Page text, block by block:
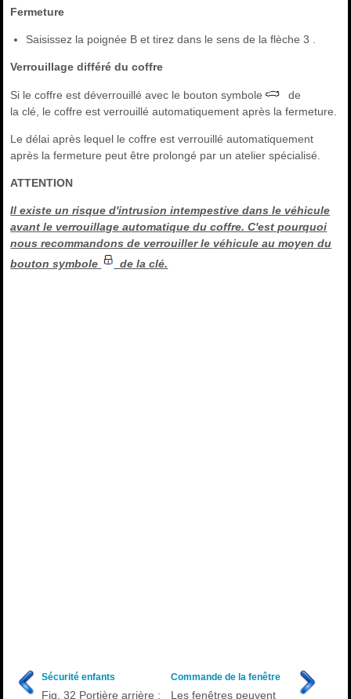
Fermeture
Saisissez la poignée B et tirez dans le sens de la flèche 3 .
Verrouillage différé du coffre
Si le coffre est déverrouillé avec le bouton symbole
de
la clé, le coffre est verrouillé automatiquement après la fermeture.
Le délai après lequel le coffre est verrouillé automatiquement
après la fermeture peut être prolongé par un atelier spécialisé.
ATTENTION
Il existe un risque d'intrusion intempestive dans le véhicule
avant le verrouillage automatique du coffre. C'est pourquoi
nous recommandons de verrouiller le véhicule au moyen du
bouton symbole
de la clé.
Sécurité enfants
Fig. 32 Portière arrière :
Commande de la fenêtre
Les fenêtres peuvent